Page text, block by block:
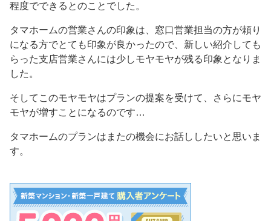
程度でできるとのことでした。
タマホームの営業さんの印象は、窓口営業担当の方が頼り
になる方でとても印象が良かったので、新しい紹介しても
らった支店営業さんには少しモヤモヤが残る印象となりま
した。
そしてこのモヤモヤはプランの提案を受けて、さらにモヤ
モヤが増すことになるのです…
タマホームのプランはまたの機会にお話ししたいと思いま
す。